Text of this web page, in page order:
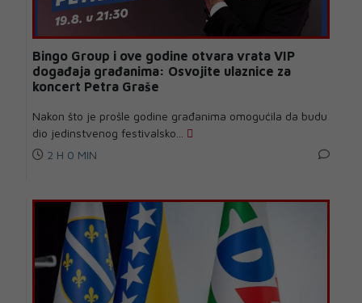
Bingo Group i ove godine otvara vrata VIP
događaja građanima: Osvojite ulaznice za
koncert Petra Graše
Nakon što je prošle godine građanima omogućila da budu
dio jedinstvenog festivalsko...
2 H 0 MIN